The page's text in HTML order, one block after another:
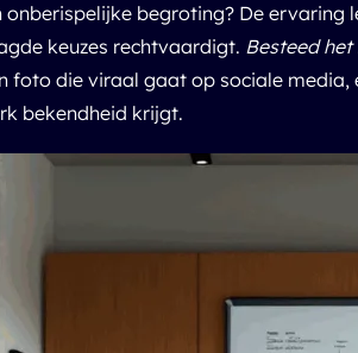
begroting? De ervaring
keuzes rechtvaardigt. Besteed
foto die viraal gaat op sociale
bekendheid krijgt.